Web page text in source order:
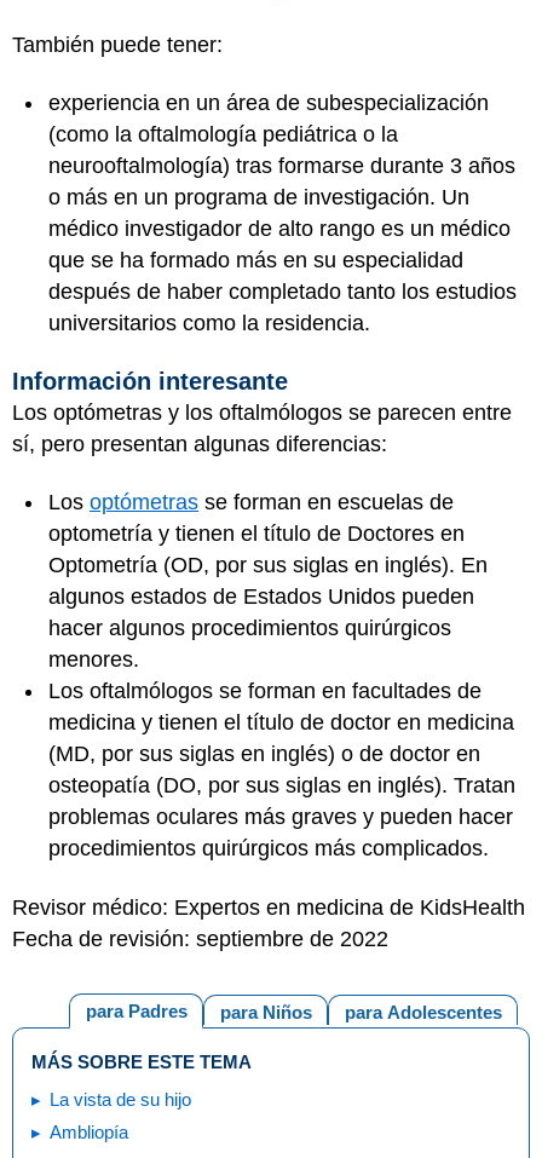
También puede tener:
experiencia en un área de subespecialización
(como la oftalmología pediátrica o la
neurooftalmología) tras formarse durante 3 años
o más en un programa de investigación. Un
médico investigador de alto rango es un médico
que se ha formado más en su especialidad
después de haber completado tanto los estudios
universitarios como la residencia.
Información interesante
Los optómetras y los oftalmólogos se parecen entre
sí, pero presentan algunas diferencias:
Los optómetras se forman en escuelas de
optometría y tienen el título de Doctores en
Optometría (OD, por sus siglas en inglés). En
algunos estados de Estados Unidos pueden
hacer algunos procedimientos quirúrgicos
menores.
Los oftalmólogos se forman en facultades de
medicina y tienen el título de doctor en medicina
(MD, por sus siglas en inglés) o de doctor en
osteopatía (DO, por sus siglas en inglés). Tratan
problemas oculares más graves y pueden hacer
procedimientos quirúrgicos más complicados.
Revisor médico: Expertos en medicina de KidsHealth
Fecha de revisión: septiembre de 2022
para Adolescentes
para Niños
para Padres
MÁS SOBRE ESTE TEMA
La vista de su hijo
Ambliopía